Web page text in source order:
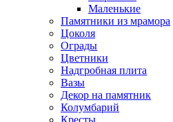
Маленькие
Памятники из мрамора
Цоколя
Ограды
Цветники
Надгробная плита
Вазы
Декор на памятник
Колумбарий
Кресты